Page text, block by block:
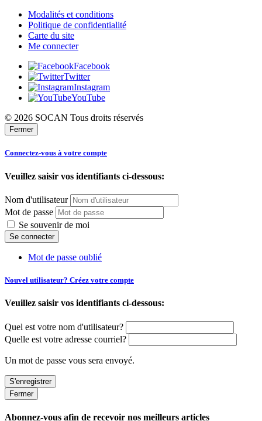
Modalités et conditions
Politique de confidentialité
Carte du site
Me connecter
Facebook
Twitter
Instagram
YouTube
© 2026 SOCAN Tous droits réservés
Fermer
Connectez-vous à votre compte
Veuillez saisir vos identifiants ci-dessous:
Nom d'utilisateur
Mot de passe
Se souvenir de moi
Mot de passe oublié
Nouvel utilisateur? Créez votre compte
Veuillez saisir vos identifiants ci-dessous:
Quel est votre nom d'utilisateur?
Quelle est votre adresse courriel?
Un mot de passe vous sera envoyé.
Fermer
Abonnez-vous afin de recevoir nos meilleurs articles